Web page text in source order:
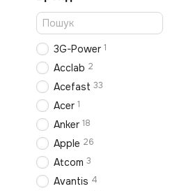
3G-Power 1
Acclab 2
Acefast 33
Acer 1
Anker 18
Apple 26
Atcom 3
Avantis 4